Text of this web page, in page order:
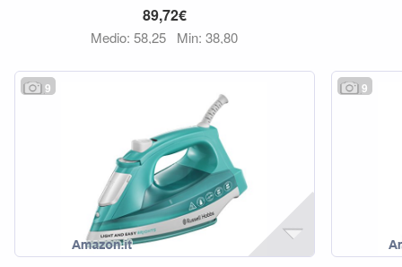
89,72€
Medio: 58,25 Min: 38,80
9 9